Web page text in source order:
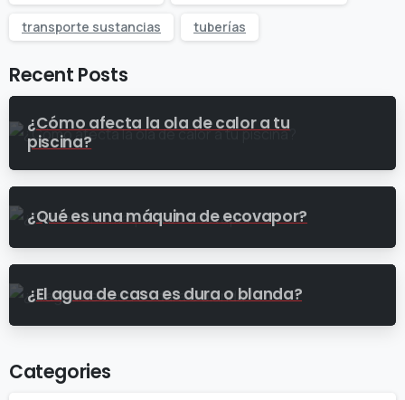
transporte sustancias tuberías
Recent Posts
¿Cómo afecta la ola de calor a tu
piscina?
¿Qué es una máquina de ecovapor?
¿El agua de casa es dura o blanda?
Categories